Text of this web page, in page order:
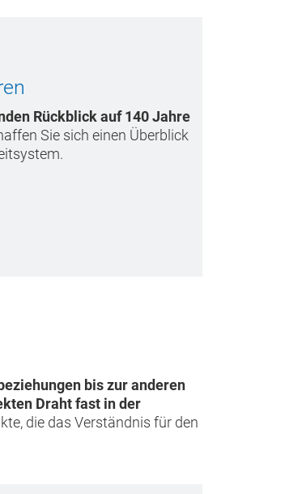
Rückblick auf 140 Jahre
Sie sich einen Überblick
bis zur anderen
Draht fast in der
die das Verständnis für den